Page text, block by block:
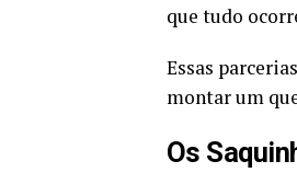
que tudo
Essas
montar um
Os